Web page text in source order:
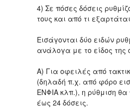
4) Σε πόσες δόσεις
τους και από τι
Εισάγονται δύο ειδών
ανάλογα με το είδος της
Α) Για οφειλές από
(δηλαδή π.χ. από φόρο
ΕΝΦΙΑ κλπ.), η ρύθμιση
έως 24 δόσεις.